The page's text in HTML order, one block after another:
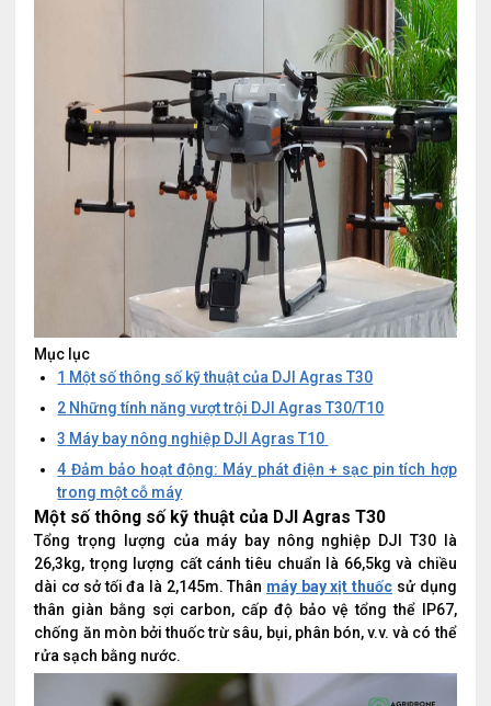
Mục lục
1 Một số thông số kỹ thuật của DJI Agras T30
2 Những tính năng vượt trội DJI Agras T30/T10
3 Máy bay nông nghiệp DJI Agras T10
4 Đảm bảo hoạt động: Máy phát điện + sạc pin tích hợp
trong một cỗ máy
Một số thông số kỹ thuật của DJI Agras T30
Tổng trọng lượng của máy bay nông nghiệp DJI T30 là
26,3kg, trọng lượng cất cánh tiêu chuẩn là 66,5kg và chiều
dài cơ sở tối đa là 2,145m. Thân máy bay xịt thuốc sử dụng
thân giàn bằng sợi carbon, cấp độ bảo vệ tổng thể IP67,
chống ăn mòn bởi thuốc trừ sâu, bụi, phân bón, v.v. và có thể
rửa sạch bằng nước.